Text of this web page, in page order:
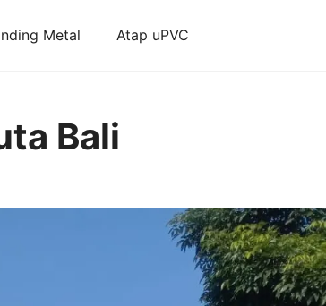
Metal Atap uPVC
Bali